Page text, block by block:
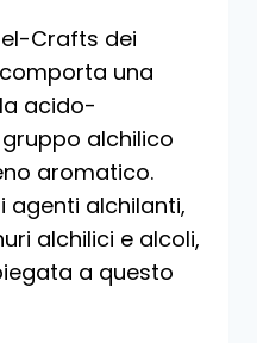
Crafts dei
una
acido-
alchilico
aromatico.
agenti alchilanti,
alchilici e alcoli,
a questo